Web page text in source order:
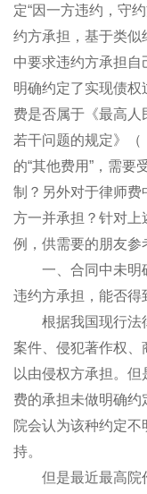
定“因一方违约，守
约方承担，基于类似
中要求违约方承担
明确约定了实现债
费是否属于《最高
若干问题的规定》
的“其他费用”，需要
制？另外对于律师费
方一并承担？针对上
例，供需要的朋友参
一、合同中未明
违约方承担，能否得
根据我国现行法
案件、侵犯著作权、
以由侵权方承担。
费的承担未做明确
院会认为该种约定
持。
但是最近最高院作